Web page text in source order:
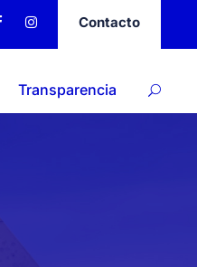
Contacto
Transparencia